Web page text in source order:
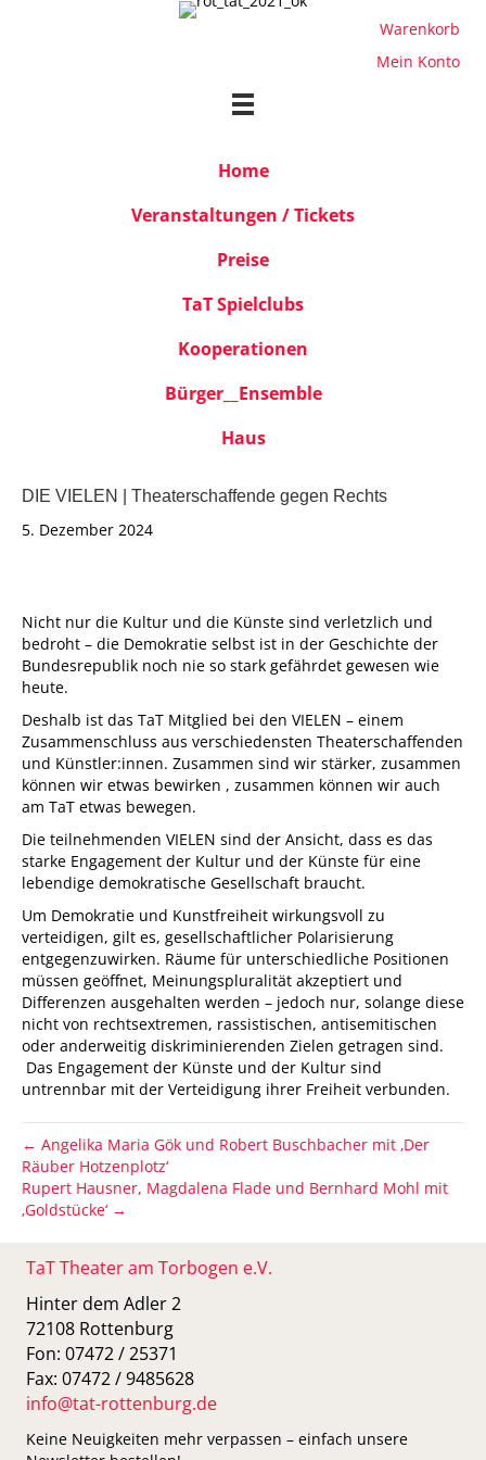
Warenkorb
Mein Konto
Home
Veranstaltungen / Tickets
Preise
TaT Spielclubs
Kooperationen
Bürger__Ensemble
Haus
DIE VIELEN | Theaterschaffende gegen Rechts
5. Dezember 2024
Nicht nur die Kultur und die Künste sind verletzlich und
bedroht – die Demokratie selbst ist in der Geschichte der
Bundesrepublik noch nie so stark gefährdet gewesen wie
heute.
Deshalb ist das TaT Mitglied bei den VIELEN – einem
Zusammenschluss aus verschiedensten Theaterschaffenden
und Künstler:innen. Zusammen sind wir stärker, zusammen
können wir etwas bewirken , zusammen können wir auch
am TaT etwas bewegen.
Die teilnehmenden VIELEN sind der Ansicht, dass es das
starke Engagement der Kultur und der Künste für eine
lebendige demokratische Gesellschaft braucht.
Um Demokratie und Kunstfreiheit wirkungsvoll zu
verteidigen, gilt es, gesellschaftlicher Polarisierung
entgegenzuwirken. Räume für unterschiedliche Positionen
müssen geöffnet, Meinungspluralität akzeptiert und
Differenzen ausgehalten werden – jedoch nur, solange diese
nicht von rechtsextremen, rassistischen, antisemitischen
oder anderweitig diskriminierenden Zielen getragen sind.
Das Engagement der Künste und der Kultur sind
untrennbar mit der Verteidigung ihrer Freiheit verbunden.
← Angelika Maria Gök und Robert Buschbacher mit ‚Der
Räuber Hotzenplotz‘
Rupert Hausner, Magdalena Flade und Bernhard Mohl mit
‚Goldstücke‘ →
TaT Theater am Torbogen e.V.
Hinter dem Adler 2
72108 Rottenburg
Fon: 07472 / 25371
Fax: 07472 / 9485628
info@tat-rottenburg.de
Keine Neuigkeiten mehr verpassen – einfach unsere